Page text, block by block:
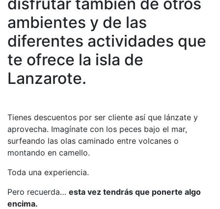
ambientes y de las
diferentes actividades que
te ofrece la isla de
Lanzarote.
Tienes descuentos por ser cliente así que lánzate y
aprovecha. Imagínate con los peces bajo el mar,
surfeando las olas caminado entre volcanes o
montando en camello.
Toda una experiencia.
Pero recuerda… esta vez tendrás que ponerte algo
encima.